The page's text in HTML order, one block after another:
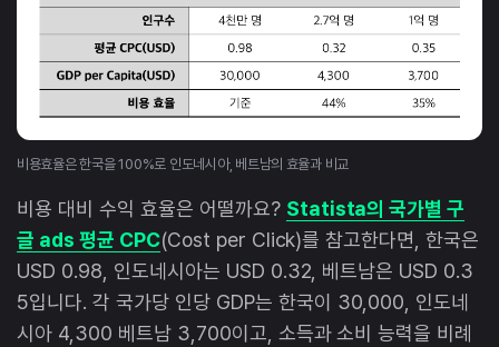
비용효율은 한국을 100%로 인도네시아, 베트남의 효율과 비교
비용 대비 수익 효율은 어떨까요? Statista의 국가별 구
글 ads 평균 CPC(Cost per Click)를 참고한다면, 한국은
USD 0.98, 인도네시아는 USD 0.32, 베트남은 USD 0.3
5입니다. 각 국가당 인당 GDP는 한국이 30,000, 인도네
시아 4,300 베트남 3,700이고, 소득과 소비 능력을 비례